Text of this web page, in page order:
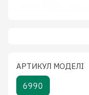
АРТИКУЛ МОДЕЛІ
6990